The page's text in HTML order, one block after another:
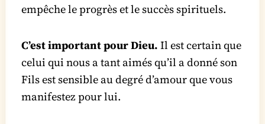
empêche le progrès et le succès spirituels.
C’est important pour Dieu. Il est certain que
celui qui nous a tant aimés qu’il a donné son
Fils est sensible au degré d’amour que vous
manifestez pour lui.